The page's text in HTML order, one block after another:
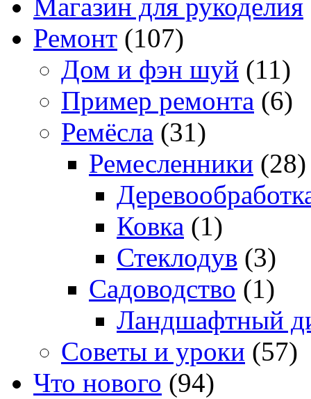
Магазин для рукоделия
Ремонт (107)
Дом и фэн шуй (11)
Пример ремонта (6)
Ремёсла (31)
Ремесленники (28)
Ковка (1)
Стеклодув (3)
Садоводство (1)
Ландшафтный
Советы и уроки (57)
Что нового (94)